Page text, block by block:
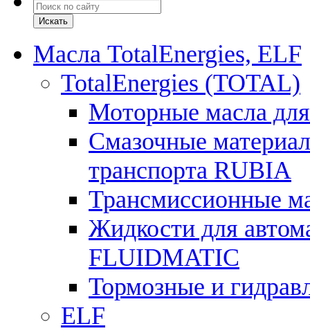
Масла TotalEnergies, ELF
TotalEnergies (TOTAL)
Моторные масла
Смазочные
транспорта RUBIA
Трансмиссионные
Жидкости для
FLUIDMATIC
Тормозные и
ELF